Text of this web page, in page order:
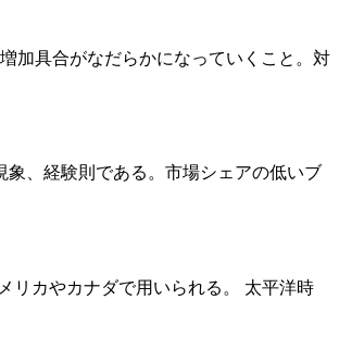
加具合がなだらかになっていくこと。対
象、経験則である。市場シェアの低いブ
リカやカナダで用いられる。 太平洋時